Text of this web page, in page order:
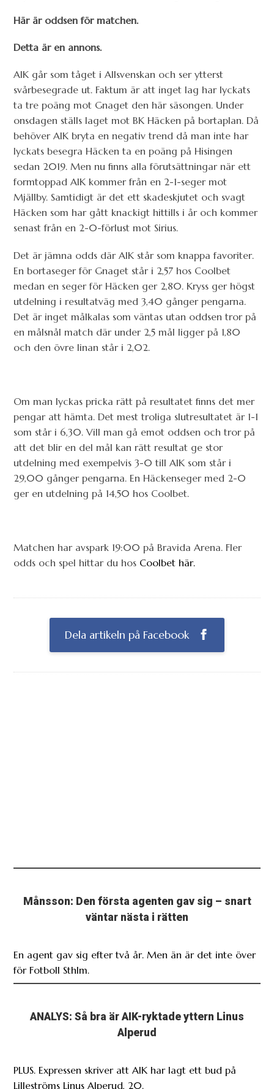
Här är oddsen för matchen.
Detta är en annons.
AIK går som tåget i Allsvenskan och ser ytterst
svårbesegrade ut. Faktum är att inget lag har lyckats
ta tre poäng mot Gnaget den här säsongen. Under
onsdagen ställs laget mot BK Häcken på bortaplan. Då
behöver AIK bryta en negativ trend då man inte har
lyckats besegra Häcken ta en poäng på Hisingen
sedan 2019. Men nu finns alla förutsättningar när ett
formtoppad AIK kommer från en 2-1-seger mot
Mjällby. Samtidigt är det ett skadeskjutet och svagt
Häcken som har gått knackigt hittills i år och kommer
senast från en 2-0-förlust mot Sirius.
Det är jämna odds där AIK står som knappa favoriter.
En bortaseger för Gnaget står i 2,57 hos Coolbet
medan en seger för Häcken ger 2,80. Kryss ger högst
utdelning i resultatväg med 3,40 gånger pengarna.
Det är inget målkalas som väntas utan oddsen tror på
en målsnål match där under 2,5 mål ligger på 1,80
och den övre linan står i 2,02.
Om man lyckas pricka rätt på resultatet finns det mer
pengar att hämta. Det mest troliga slutresultatet är 1-1
som står i 6,30. Vill man gå emot oddsen och tror på
att det blir en del mål kan rätt resultat ge stor
utdelning med exempelvis 3-0 till AIK som står i
29,00 gånger pengarna. En Häckenseger med 2-0
ger en utdelning på 14,50 hos Coolbet.
Matchen har avspark 19:00 på Bravida Arena. Fler
odds och spel hittar du hos Coolbet här.
Dela artikeln på Facebook
Månsson: Den första agenten gav sig – snart
väntar nästa i rätten
En agent gav sig efter två år. Men än är det inte över
för Fotboll Sthlm.
ANALYS: Så bra är AIK-ryktade yttern Linus
Alperud
PLUS. Expressen skriver att AIK har lagt ett bud på
Lilleströms Linus Alperud, 20.